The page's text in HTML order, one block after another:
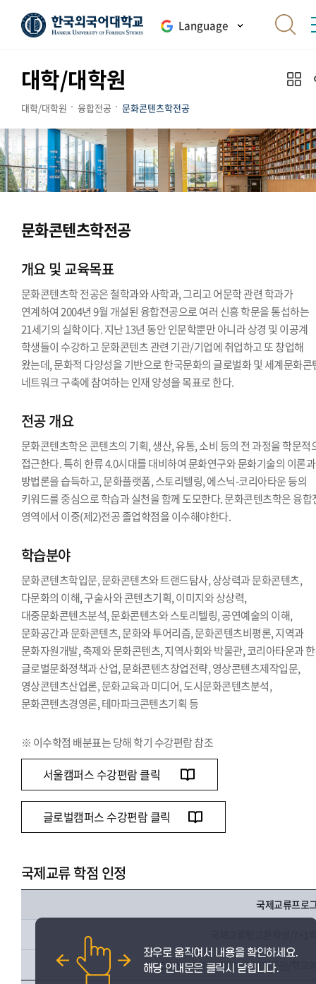
Language
대학/대학원
대학/대학원 융합전공 문화콘텐츠학전공
문화콘텐츠학전공
개요 및 교육목표
문화콘텐츠학 전공은 철학과와 사학과, 그리고 어문학 관련 학과가
연계하여 2004년 9월 개설된 융합전공으로 여러 신흥 학문을 통섭하는
21세기의 실학이다. 지난 13년 동안 인문학뿐만 아니라 상경 및 이공계
학생들이 수강하고 문화콘텐츠 관련 기관/기업에 취업하고 또 창업해
왔는데, 문화적 다양성을 기반으로 한국문화의 글로벌화 및 세계문화콘
네트워크 구축에 참여하는 인재 양성을 목표로 한다.
전공 개요
문화콘텐츠학은 콘텐츠의 기획, 생산, 유통, 소비 등의 전 과정을 학문적
접근한다. 특히 한류 4.0시대를 대비하여 문화연구와 문화기술의 이론과
방법론을 습득하고, 문화플랫폼, 스토리텔링, 에스닉-코리아타운 등의
키워드를 중심으로 학습과 실천을 함께 도모한다. 문화콘텐츠학은 융합
영역에서 이중(제2)전공 졸업학점을 이수해야한다.
학습분야
문화콘텐츠학입문, 문화콘텐츠와 트랜드탐사, 상상력과 문화콘텐츠,
다문화의 이해, 구술사와 콘텐츠기획, 이미지와 상상력,
대중문화콘텐츠분석, 문화콘텐츠와 스토리텔링, 공연예술의 이해,
문화공간과 문화콘텐츠, 문화와 투어리즘, 문화콘텐츠비평론, 지역과
문화자원개발, 축제와 문화콘텐츠, 지역사회와 박물관, 코리아타운과
글로벌문화정책과 산업, 문화콘텐츠창업전략, 영상콘텐츠제작입문,
영상콘텐츠산업론, 문화교육과 미디어, 도시문화콘텐츠분석,
문화콘텐츠경영론, 테마파크콘텐츠기획 등
※ 이수학점 배분표는 당해 학기 수강편람 참조
서울캠퍼스 수강편람 클릭
글로벌캠퍼스 수강편람 클릭
국제교류 학점 인정
국제교류프로
KOTRA/해외문화홍보원/재외공관/학교